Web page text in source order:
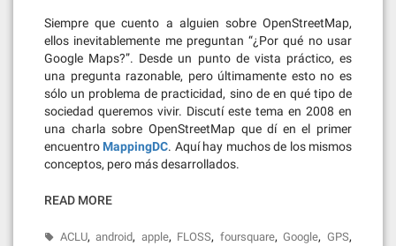
Siempre que cuento a alguien sobre OpenStreetMap,
ellos inevitablemente me preguntan “¿Por qué no usar
Google Maps?”. Desde un punto de vista práctico, es
una pregunta razonable, pero últimamente esto no es
sólo un problema de practicidad, sino de en qué tipo de
sociedad queremos vivir. Discutí este tema en 2008 en
una charla sobre OpenStreetMap que dí en el primer
encuentro MappingDC. Aquí hay muchos de los mismos
conceptos, pero más desarrollados.
READ MORE
ACLU,android, apple, FLOSS, foursquare,Google,GPS,